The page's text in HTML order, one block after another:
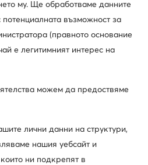
му. Ще обработваме данните
възможност за
(правното основание
е легитимният интерес на
можем да предоствяме
лични данни на структури,
нашия уебсайт и
ни подкрепят в